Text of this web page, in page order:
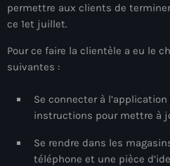
juillet 2026
mai 2026
avril 2026
février 2026
permettre aux clients de
ce 1et juillet.
Pour ce faire la clientèle a eu le
suivantes :
Se connecter à
instructions pour mettre à
Se rendre dans les
téléphone et une pièce